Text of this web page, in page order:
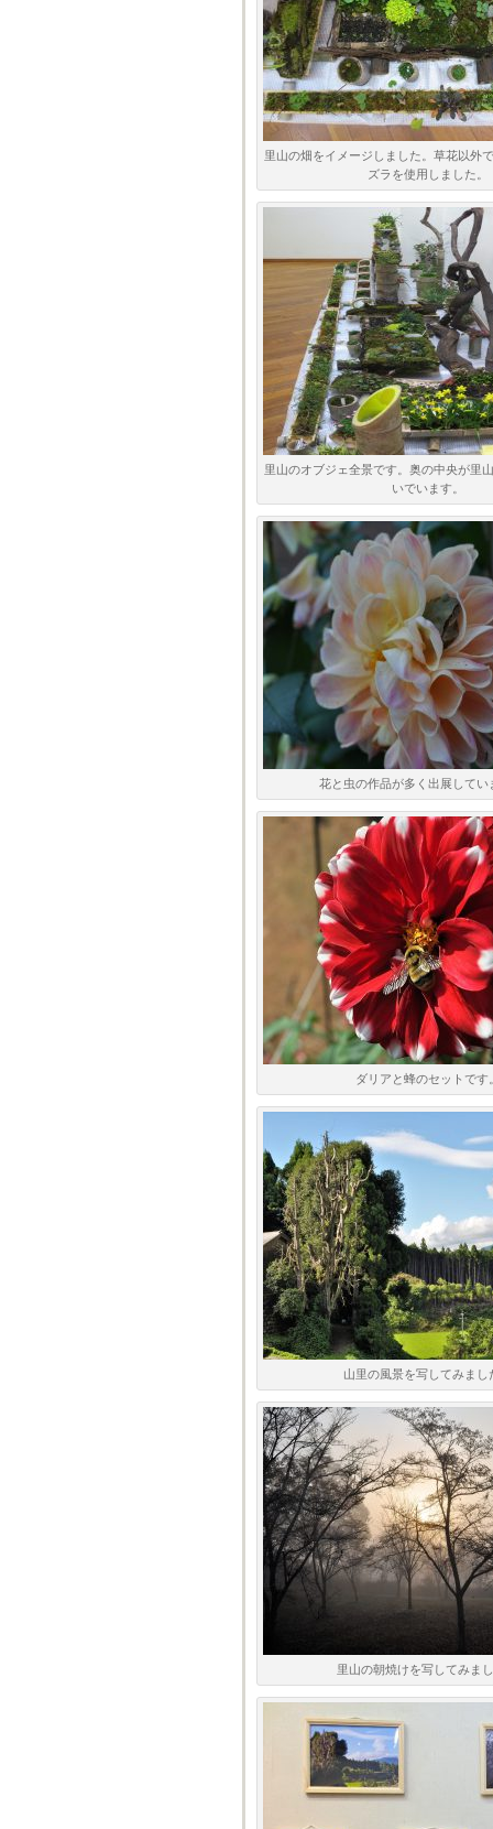
里山の畑をイメージしました。草花以外
ズラを使用しました。
里山のオブジェ全景です。奥の中央が里
いでいます。
花と虫の作品が多く出展してい
ダリアと蜂のセットです
山里の風景を写してみまし
里山の朝焼けを写してみま